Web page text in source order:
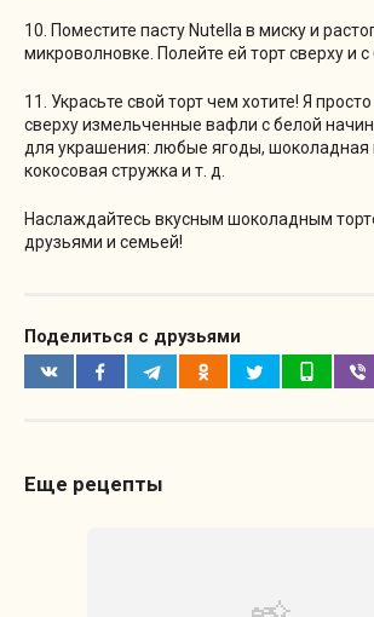
10. Поместите пасту Nutella в миску и
микроволновке. Полейте ей торт сверху и с
11. Украсьте свой торт чем хотите! Я
сверху измельченные вафли с белой
для украшения: любые ягоды, шоколадная
кокосовая стружка и т. д.
Наслаждайтесь вкусным шоколадным
друзьями и семьей!
Поделиться с друзьями
Еще рецепты